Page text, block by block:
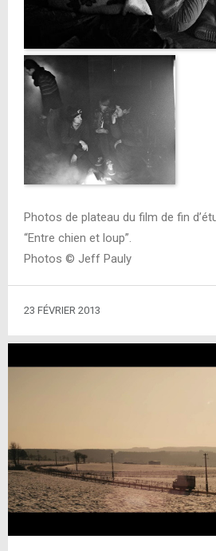
Photos de plateau du film de fin
“Entre chien et loup”.
Photos © Jeff Pauly
23 FÉVRIER 2013